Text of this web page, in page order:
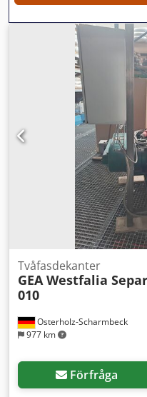
Osterholz-Scharmbeck
977 km
Tvåfasdekanter
GEA Westfalia
010
Förfråga